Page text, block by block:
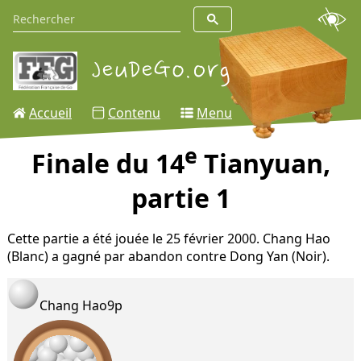
Accueil Contenu Menu
Finale du 14e Tianyuan,
partie 1
Cette partie a été jouée le 25 février 2000. Chang Hao
(Blanc) a gagné par abandon contre Dong Yan (Noir).
Chang Hao9p